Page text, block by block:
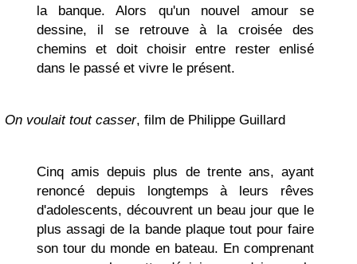
la banque. Alors qu'un nouvel amour se
dessine, il se retrouve à la croisée des
chemins et doit choisir entre rester enlisé
dans le passé et vivre le présent.
On voulait tout casser, film de Philippe Guillard
Cinq amis depuis plus de trente ans, ayant
renoncé depuis longtemps à leurs rêves
d'adolescents, découvrent un beau jour que le
plus assagi de la bande plaque tout pour faire
son tour du monde en bateau. En comprenant